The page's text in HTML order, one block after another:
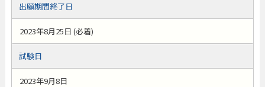
出願期間終了日
2023年8月25日 (必着)
試験日
2023年9月8日